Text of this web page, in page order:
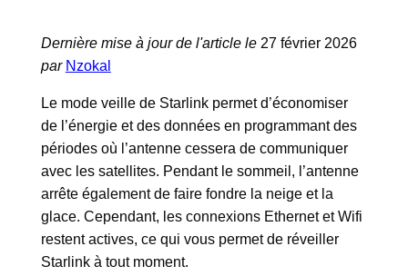
Dernière mise à jour de l'article le 27 février 2026
par Nzokal
Le mode veille de Starlink permet d’économiser
de l’énergie et des données en programmant des
périodes où l’antenne cessera de communiquer
avec les satellites. Pendant le sommeil, l’antenne
arrête également de faire fondre la neige et la
glace. Cependant, les connexions Ethernet et Wifi
restent actives, ce qui vous permet de réveiller
Starlink à tout moment.